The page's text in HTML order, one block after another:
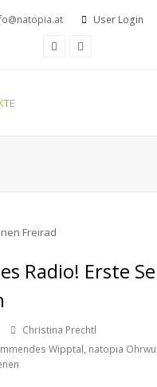
User Login
Facebook
Radio! Erste
Christina Prechtl
Wipptal, natopia